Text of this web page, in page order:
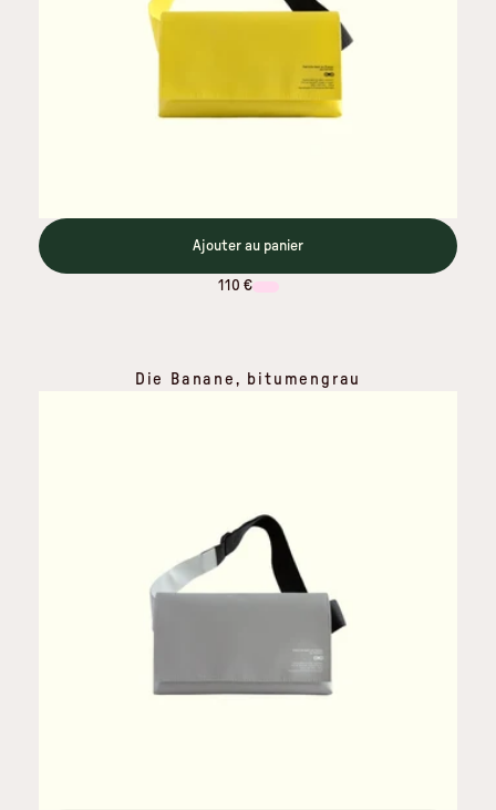
Ajouter au panier
110 €
Die Banane, bitumengrau